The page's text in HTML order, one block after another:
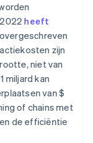
heeft
zijn
niet van
miljard kan
van $
of chains met
de efficiëntie